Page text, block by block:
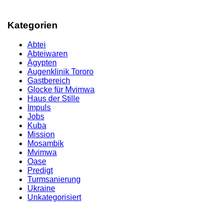
Kategorien
Abtei
Abteiwaren
Ägypten
Augenklinik Tororo
Gastbereich
Glocke für Mvimwa
Haus der Stille
Impuls
Jobs
Kuba
Mission
Mosambik
Mvimwa
Oase
Predigt
Turmsanierung
Ukraine
Unkategorisiert